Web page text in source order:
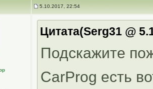
5.10.2017, 22:54
Цитата(Serg31 @
Подскажите
CarProg есть